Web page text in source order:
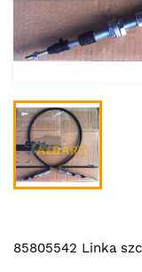
85805542 Linka